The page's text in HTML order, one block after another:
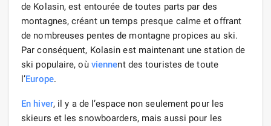
de Kolasin, est entourée de toutes parts par des
montagnes, créant un temps presque calme et offrant
de nombreuses pentes de montagne propices au ski.
Par conséquent, Kolasin est maintenant une station de
ski populaire, où viennent des touristes de toute
l’Europe.
En hiver, il y a de l’espace non seulement pour les
skieurs et les snowboarders, mais aussi pour les